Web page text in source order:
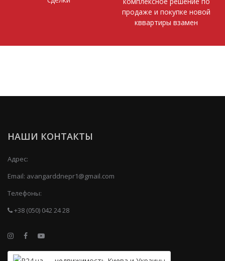
продаже и покупке новой
кввартиры взамен
НАШИ КОНТАКТЫ
Адрес:
Email: avangarddnepr1@gmail.com
Телефоны:
+38 (050) 042 24 28